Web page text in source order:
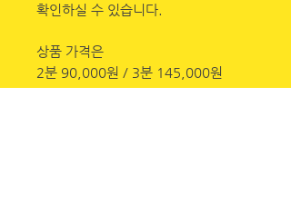
확인하실 수 있습니다.
상품 가격은
2분 90,000원 / 3분 145,000원